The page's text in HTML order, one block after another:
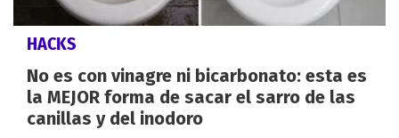
HACKS
No es con vinagre ni bicarbonato: esta es
la MEJOR forma de sacar el sarro de las
canillas y del inodoro